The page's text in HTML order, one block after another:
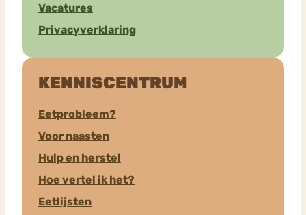
Vacatures
Privacyverklaring
KENNISCENTRUM
Eetprobleem?
Voor naasten
Hulp en herstel
Hoe vertel ik het?
Eetlijsten